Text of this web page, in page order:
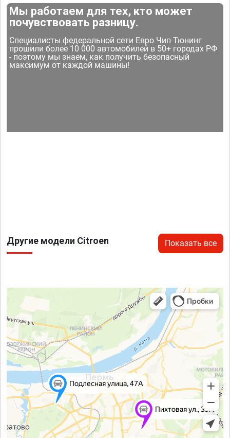
Мы работаем для тех, кто может
почувствовать разницу.
Специалисты федеральной сети Евро Чип Тюнинг
прошили более 10 000 автомобилей в 50+ городах РФ
- поэтому мы знаем, как получить безопасный
максимум от каждой машины!
Другие модели Citroen Показать все